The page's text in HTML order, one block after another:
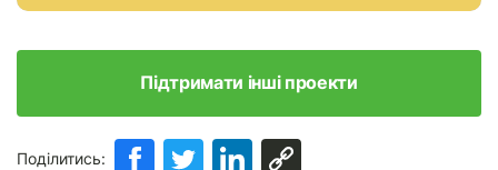
Підтримати інші проекти
Поділитись: